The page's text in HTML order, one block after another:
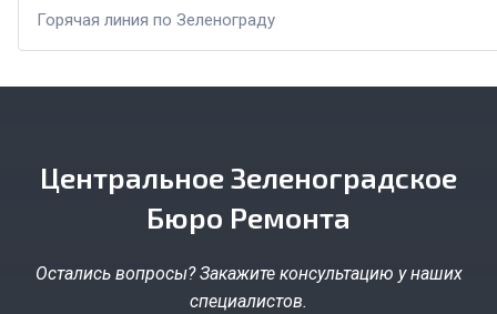
Горячая линия по Зеленограду
Центральное Зеленоградское
Бюро Ремонта
Остались вопросы? Закажите консультацию у наших
специалистов.